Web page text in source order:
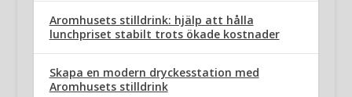
Aromhusets stilldrink: hjälp att hålla
lunchpriset stabilt trots ökade kostnader
Skapa en modern dryckesstation med
Aromhusets stilldrink